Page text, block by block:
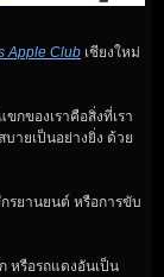
Apple Club เชียงใหม่
กของเราคือสิ่งที่เรา
บายเป็นอย่างยิ่ง ด้วย
รยานยนต์ หรือการขับ
หรือรถแดงอันเป็น